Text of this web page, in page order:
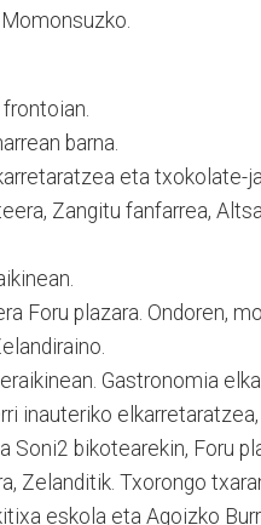
barna.
eta txokolate-
Zangitu fanfarrea,
Foru plazara. Ondoren,
Gastronomia
inauteriko
bikotearekin, Foru
Zelanditik. Txorongo
eskola eta Agoizko